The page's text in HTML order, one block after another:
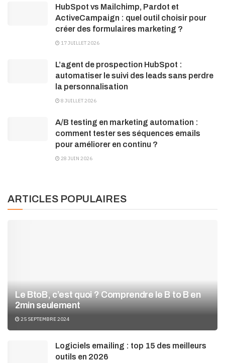
HubSpot vs Mailchimp, Pardot et
ActiveCampaign : quel outil choisir pour
créer des formulaires marketing ?
17 JUILLET 2026
L’agent de prospection HubSpot :
automatiser le suivi des leads sans perdre
la personnalisation
8 JUILLET 2026
A/B testing en marketing automation :
comment tester ses séquences emails
pour améliorer en continu ?
28 JUIN 2026
ARTICLES POPULAIRES
Le BtoB, c’est quoi ? Comprendre le B to B en
2min seulement
25 SEPTEMBRE 2024
Logiciels emailing : top 15 des meilleurs
outils en 2026